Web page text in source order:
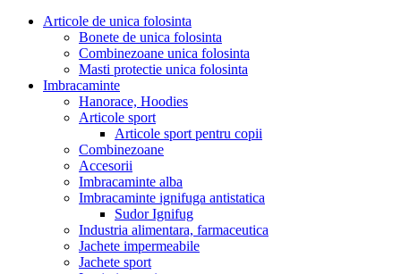
Articole de unica folosinta
Bonete de unica folosinta
Combinezoane unica folosinta
Masti protectie unica folosinta
Imbracaminte
Hanorace, Hoodies
Articole sport
Articole sport pentru copii
Combinezoane
Accesorii
Imbracaminte alba
Imbracaminte ignifuga antistatica
Sudor Ignifug
Industria alimentara, farmaceutica
Jachete impermeabile
Jachete sport